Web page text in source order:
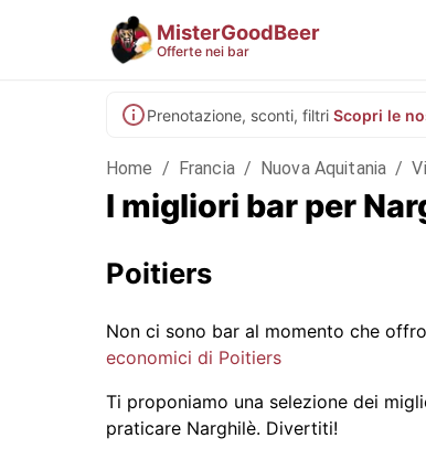
MisterGoodBeer
Offerte nei bar
Prenotazione, sconti, filtri Scopri le
Home / Francia / Nuova Aquitania /
I migliori bar per
Poitiers
Non ci sono bar al momento che
economici di Poitiers
Ti proponiamo una selezione dei
praticare Narghilè. Divertiti!